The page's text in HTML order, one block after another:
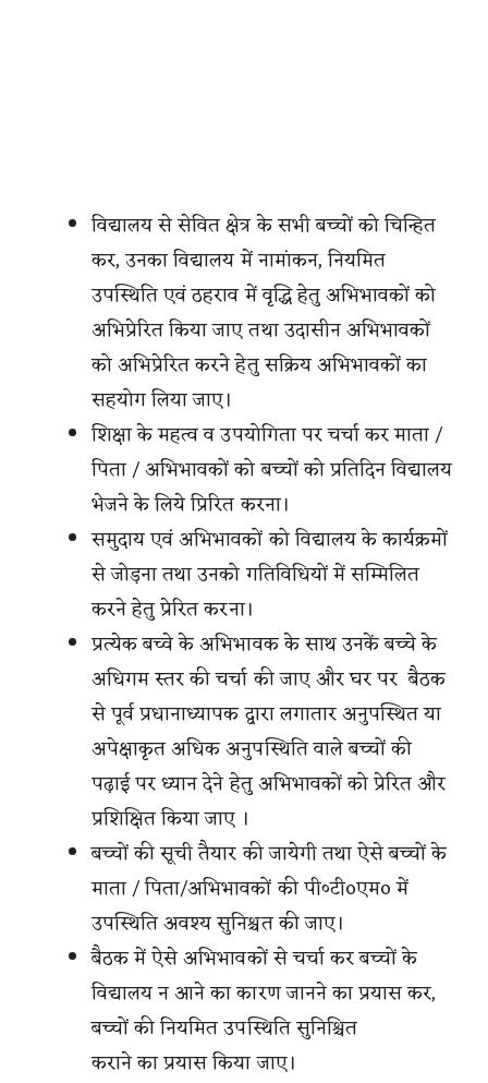
विद्यालय से सेवित क्षेत्र के सभी बच्चों को चिन्हित
कर, उनका विद्यालय में नामांकन, नियमित
उपस्थिति एवं ठहराव में वृद्धि हेतु अभिभावकों को
अभिप्रेरित किया जाए तथा उदासीन अभिभावकों
को अभिप्रेरित करने हेतु सक्रिय अभिभावकों का
सहयोग लिया जाए।
शिक्षा के महत्व व उपयोगिता पर चर्चा कर माता /
पिता / अभिभावकों को बच्चों को प्रतिदिन विद्यालय
भेजने के लिये प्रिरित करना।
समुदाय एवं अभिभावकों को विद्यालय के कार्यक्रमों
से जोड़ना तथा उनको गतिविधियों में सम्मिलित
करने हेतु प्रेरित करना।
प्रत्येक बच्वे के अभिभावक के साथ उनकें बच्चे के
अधिगम स्तर की चर्चा की जाए और घर पर बैठक
से पूर्व प्रधानाध्यापक द्वारा लगातार अनुपस्थित या
अपेक्षाकृत अधिक अनुपस्थिति वाले बच्चों की
पढ़ाई पर ध्यान देने हेतु अभिभावकों को प्रेरित और
प्रशिक्षित किया जाए ।
बच्चों की सूची तैयार की जायेगी तथा ऐसे बच्चों के
माता / पिता/अभिभावकों की पी०टीoएमo में
उपस्थिति अवश्य सुनिश्चत की जाए।
बैठक में ऐसे अभिभावकों से चर्चा कर बच्चों के
विद्यालय न आने का कारण जानने का प्रयास कर,
बच्चों की नियमित उपस्थिति सुनिश्चित
कराने का प्रयास किया जाए।